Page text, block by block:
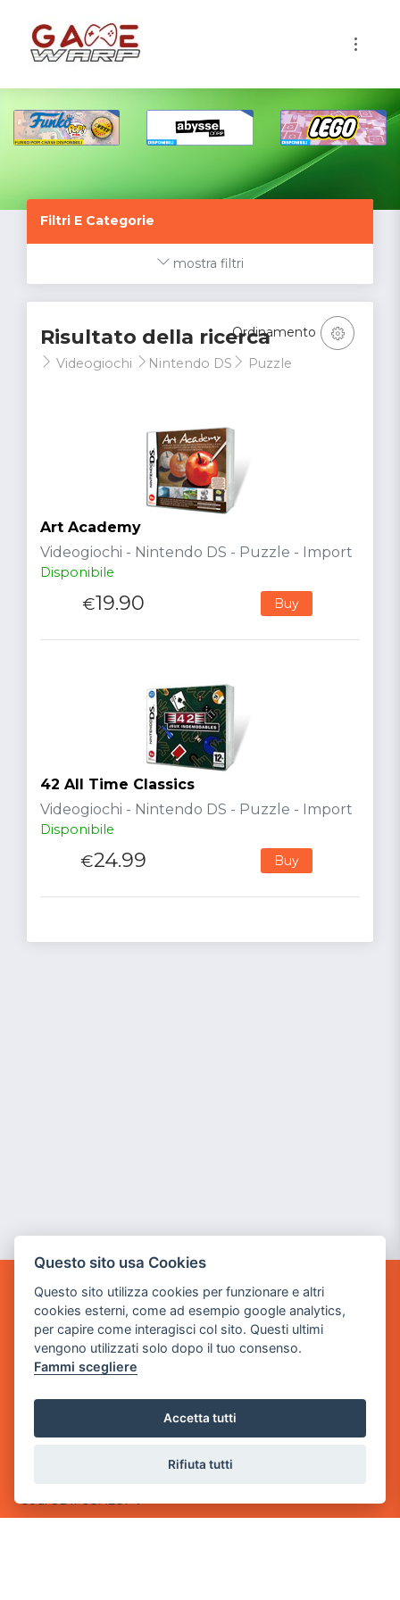
Filtri E Categorie
mostra filtri
Risultato della ricerca
Videogiochi Nintendo DS Puzzle
Ordinamento
Art Academy
Videogiochi - Nintendo DS - Puzzle - Import
Disponibile
€19.90 Buy
42 All Time Classics
Videogiochi - Nintendo DS - Puzzle - Import
Disponibile
€24.99 Buy
GAME WARP
BY POWER GAME SRL
Sede Legale
via Villaggio dei Platani, 3
- 25014 Castenedolo, Brescia
Cod. SDI: USAL8PV
Questo sito usa Cookies
Questo sito utilizza cookies per funzionare e altri
cookies esterni, come ad esempio google analytics,
per capire come interagisci col sito. Questi ultimi
vengono utilizzati solo dopo il tuo consenso.
Fammi scegliere
Accetta tutti
Rifiuta tutti